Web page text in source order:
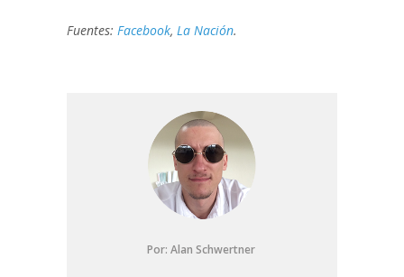
Fuentes: Facebook, La Nación.
Por: Alan Schwertner